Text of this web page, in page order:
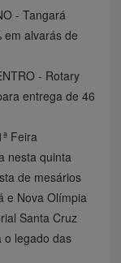
- Tangará
em alvarás de
- Rotary
entrega de 46
Feira
nesta quinta
de mesários
e Nova Olímpia
Santa Cruz
o legado das